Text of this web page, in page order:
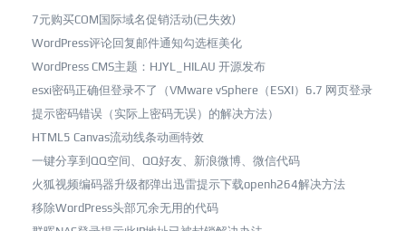
7元购买COM国际域名促销活动(已失效)
WordPress评论回复邮件通知勾选框美化
WordPress CMS主题：HJYL_HILAU 开源发布
esxi密码正确但登录不了（VMware vSphere（ESXI）6.7 网页登录
提示密码错误（实际上密码无误）的解决方法）
HTML5 Canvas流动线条动画特效
一键分享到QQ空间、QQ好友、新浪微博、微信代码
火狐视频编码器升级都弹出迅雷提示下载openh264解决方法
移除WordPress头部冗余无用的代码